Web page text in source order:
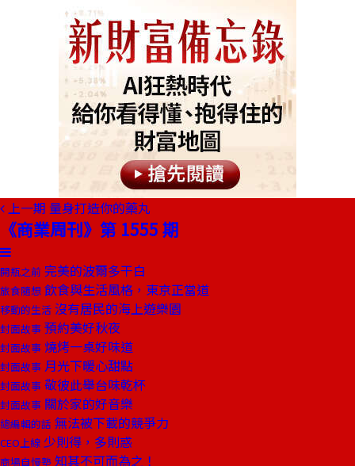
上一期 量身打造你的藥丸
《商業周刊》第 1555 期
開瓶之前 完美的波爾多干白
旅食隨想 飲食與生活風格，東京正當道
移動的生活 沒有居民的海上遊樂園
封面故事 預約美好秋夜
封面故事 燒烤一桌好味道
封面故事 月光下暖心甜點
封面故事 敬彼此舉台味乾杯
封面故事 關於家的好音樂
總編輯的話 無法被下載的競爭力
CEO上線 少則得，多則惑
商場自慢塾 知其不可而為之！